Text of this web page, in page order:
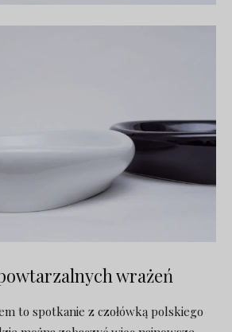
wrażeń
to spotkanie z czołówką polskiego